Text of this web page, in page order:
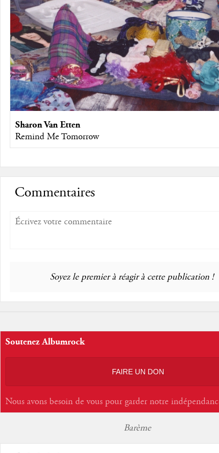
Sharon Van Etten
Remind Me Tomorrow
Commentaires
Soyez le premier à réagir à cette publication !
Soutenez Albumrock
FAIRE UN DON
Nous avons besoin de vous pour garder notre
Barème